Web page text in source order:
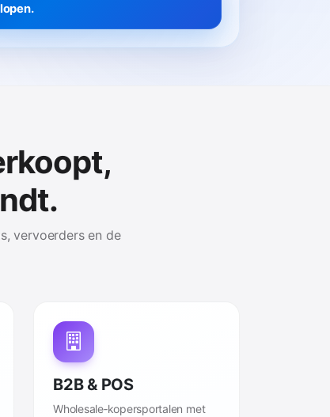
vervoerders en de
B2B & POS
Wholesale‑kopersportalen met